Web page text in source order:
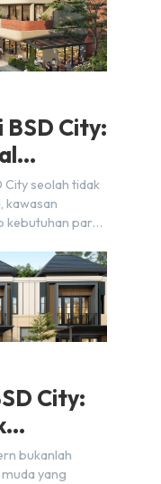
terpadu, BSD
hunian modern
City:
seolah tidak
kawasan
kebutuhan para
terbaru di BSD
yang
dengan
City:
bukanlah
yang